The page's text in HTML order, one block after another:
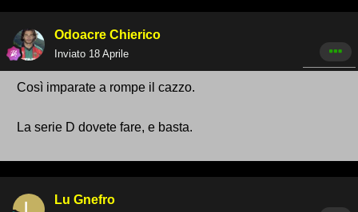
Odoacre Chierico
Inviato 18 Aprile
Così imparate a rompe il cazzo.
La serie D dovete fare, e basta.
Lu Gnefro